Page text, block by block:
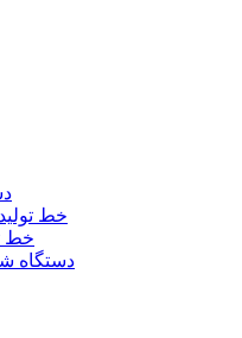
خط
خط
دستگاه